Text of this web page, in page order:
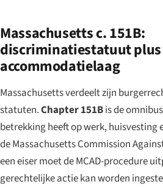
Massachusetts c. 151B:
discriminatiestatuut
accommodatielaag
Massachusetts verdeelt zijn
statuten.Chapter 151Bis de
betrekking heeft op werk, huisvesting
de Massachusetts Commission
een eiser moet de MCAD-procedure
gerechtelijke actie kan worden